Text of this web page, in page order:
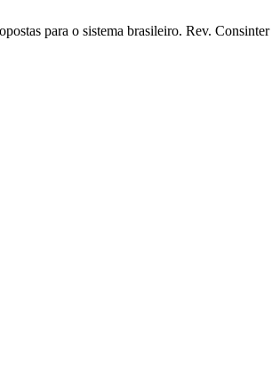
para o sistema brasileiro. Rev.